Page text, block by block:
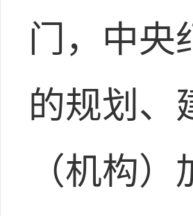
门，中央
的规划、
（机构